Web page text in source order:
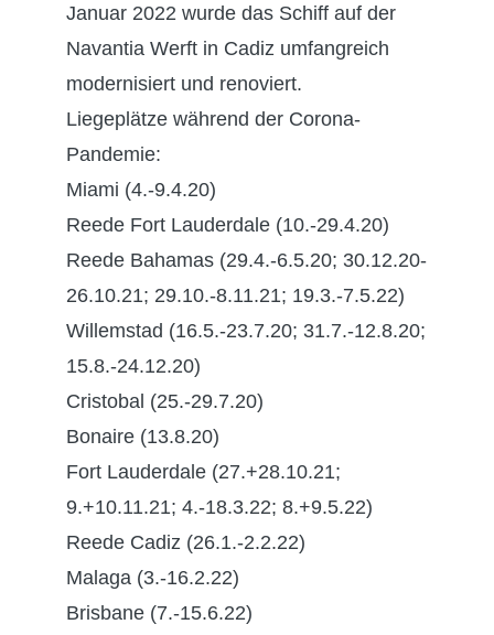
Januar 2022 wurde das Schiff auf der
Navantia Werft in Cadiz umfangreich
modernisiert und renoviert.
Liegeplätze während der Corona-
Pandemie:
Miami (4.-9.4.20)
Reede Fort Lauderdale (10.-29.4.20)
Reede Bahamas (29.4.-6.5.20; 30.12.20-
26.10.21; 29.10.-8.11.21; 19.3.-7.5.22)
Willemstad (16.5.-23.7.20; 31.7.-12.8.20;
15.8.-24.12.20)
Cristobal (25.-29.7.20)
Bonaire (13.8.20)
Fort Lauderdale (27.+28.10.21;
9.+10.11.21; 4.-18.3.22; 8.+9.5.22)
Reede Cadiz (26.1.-2.2.22)
Malaga (3.-16.2.22)
Brisbane (7.-15.6.22)